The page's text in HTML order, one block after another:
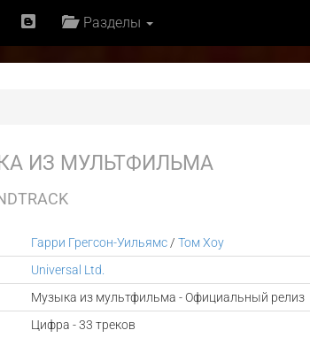
Разделы
ИЗ МУЛЬТФИЛЬМА
Гарри Грегсон-Уильямс/ Том Хоу
Universal Ltd.
Музыка из мультфильма - Официальный релиз
Цифра - 33 треков